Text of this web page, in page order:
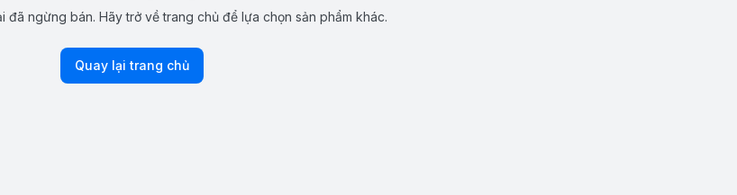
đã ngừng bán. Hãy trở về trang chủ để lựa chọn sản phẩm khác.
Quay lại trang chủ